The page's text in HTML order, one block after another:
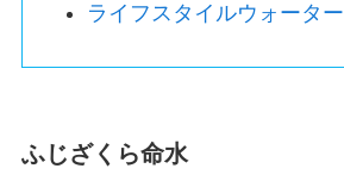
ライフスタイルウォーター
ふじざくら命水